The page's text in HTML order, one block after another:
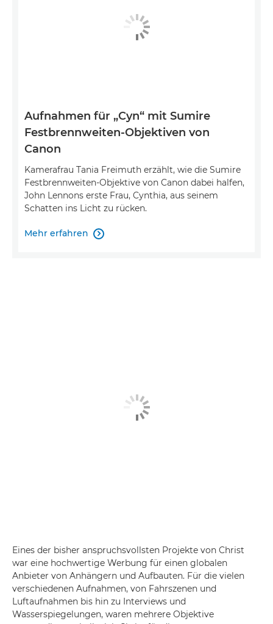
Aufnahmen für „Cyn“ mit Sumire
Festbrennweiten-Objektiven von
Canon
Kamerafrau Tania Freimuth erzählt, wie die Sumire
Festbrennweiten-Objektive von Canon dabei halfen,
John Lennons erste Frau, Cynthia, aus seinem
Schatten ins Licht zu rücken.
Mehr erfahren 
Eines der bisher anspruchsvollsten Projekte von Christ
war eine hochwertige Werbung für einen globalen
Anbieter von Anhängern und Aufbauten. Für die vielen
verschiedenen Aufnahmen, von Fahrszenen und
Luftaufnahmen bis hin zu Interviews und
Wasserspiegelungen, waren mehrere Objektive